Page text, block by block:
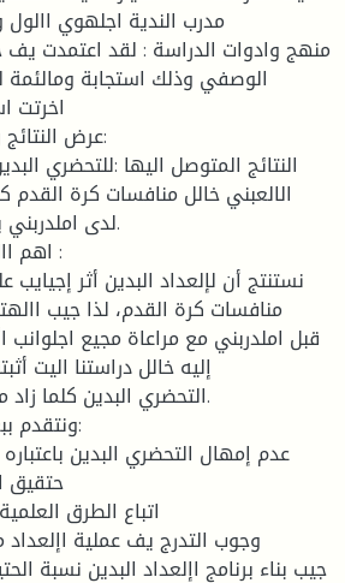
مدرب الندية اجلهوي االول
منهج وادوات الدراسة : لقد اعتمدت
الوصفي وذلك استجابة
اخرتت
عرض
النتائج المتوصل اليها :للتحضري
الالعبني خالل منافسات كرة
لدى املدربني
اهم
نستنتج أن لإلعداد البدين أثر
منافسات كرة القدم، لذا جيب
قبل املدربني مع مراعاة مجيع اجلوانب
إليه خالل دراستنا اليت
التحضري البدين كلما زاد
ونتقدم
حتقيق
جيب بناء برنامج اإلعداد البدين نسبة